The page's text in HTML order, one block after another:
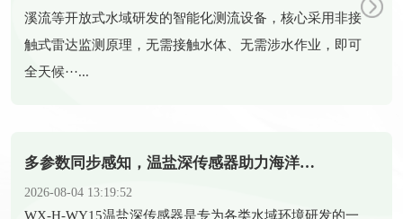
溪流等开放式水域研发的智能化测流设备，核心采用非接
触式雷达监测原理，无需接触水体、无需涉水作业，即可
全天候···...
多参数同步感知，温盐深传感器助力海洋科研新发展
2026-08-04 13:19:52
​WX-H-WY15温盐深传感器是专为各类水域环境研发的一